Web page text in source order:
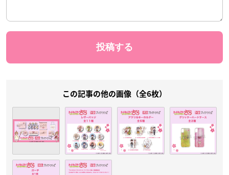
この記事の他の画像（全6枚）